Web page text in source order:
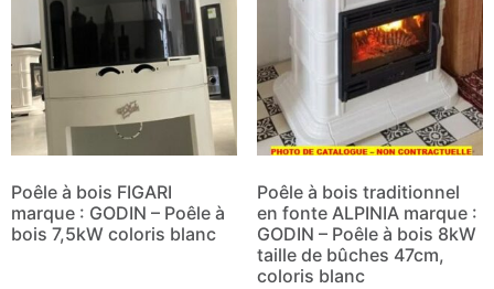
Poêle à bois FIGARI
marque : GODIN – Poêle à
bois 7,5kW coloris blanc
Poêle à bois traditionnel
en fonte ALPINIA marque :
GODIN – Poêle à bois 8kW
taille de bûches 47cm,
coloris blanc